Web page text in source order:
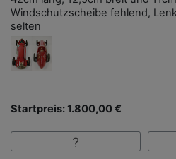
Windschutzscheibe fehlend,
selten
Startpreis: 1.800,00 €